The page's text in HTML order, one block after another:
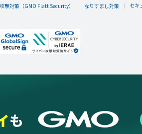
撃対策（GMO Flatt Security） なりすまし対策 セキ